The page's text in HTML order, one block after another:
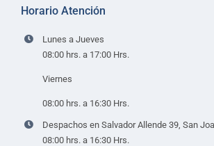
Horario Atención
Lunes a Jueves
08:00 hrs. a 17:00 Hrs.
Viernes
08:00 hrs. a 16:30 Hrs.
Despachos en Salvador Allende 39, San
08:00 hrs. a 16:30 Hrs.